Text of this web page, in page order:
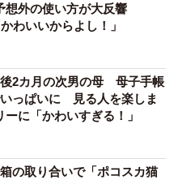
想外の使い方が大反響
わいいからよし！」
2カ月の次男の母 母子手帳
っぱいに 見る人を楽しま
に「かわいすぎる！」
の取り合いで「ポコスカ猫